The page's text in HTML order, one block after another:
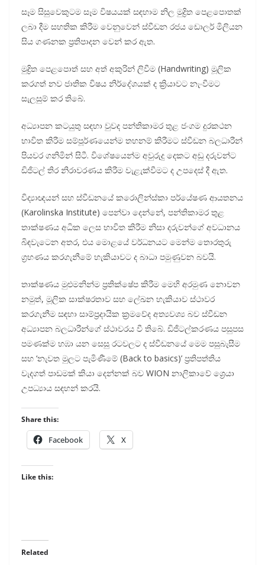
සෑම සිසුවෙකුටම සෑම විෂයයක් සඳහාම නිල මුද්‍රිත පෙළපොතක්
ලබා දීම සහතික කිරීම වෙනුවෙන් ස්වීඩන රජය ඩොලර් මිලියන
සිය ගණනක ප්‍රතිපාදන වෙන් කර ඇත.
මුද්‍රිත පෙළපොත් සහ අත් අකුරින් ලිවීම (Handwriting) මූලික
කරගත් නව ජාතික විෂය නිර්දේශයක් ද ක්‍රියාවට නැංවීමට
සැලසුම් කර තිබේ.
අධ්‍යාපන කටයුතු සඳහා වුවද පන්තිකාමර තුළ ජංගම දුරකථන
භාවිත කිරීම සම්පූර්ණයෙන්ම තහනම් කිරීමට ස්වීඩන බලධාරීන්
පියවර ගනිමින් සිටී. විශේෂයෙන්ම අවුරුදු දෙකට අඩු දරුවන්ට
ඩිජිටල් තිර නිරාවරණය කිරීම වැළැක්වීමට ද උපදෙස් දී ඇත.
විද්‍යාඥයන් සහ ස්වීඩනයේ කරොලින්ස්කා පර්යේෂණ ආයතනය
(Karolinska Institute) පෙන්වා දෙන්නේ, පන්තිකාමර තුළ
තාක්ෂණය අධික ලෙස භාවිත කිරීම නිසා දරුවන්ගේ අවධානය
බිඳවැටෙන අතර, එය මොළයේ වර්ධනයට මෙන්ම තොරතුරු
ග්‍රහණය කරගැනීමේ හැකියාවට ද බාධා පමුණුවන බවයි.
තාක්ෂණය මුළුමනින්ම ප්‍රතික්ෂේප කිරීම මෙහි අරමුණ නොවන
නමුත්, මූලික සාක්ෂරතාව සහ ලේඛන හැකියාව ස්ථාවර
කරගැනීම සඳහා සාම්ප්‍රදායික ක්‍රමවේද අත්‍යවශ්‍ය බව ස්වීඩන
අධ්‍යාපන බලධාරීන්ගේ ස්ථාවරය වී තිබේ. ඩිජිටල්කරණය පසුපස
පමණක්ම හඹා යන සෙසු රටවලට ද ස්වීඩනයේ මෙම පසුබැසීම
සහ ‘නැවත මුලට පැමිණීමේ (Back to basics)’ ප්‍රතිපත්තිය
වැදගත් පාඩමක් කියා දෙන්නක් බව WION නාලිකාවේ ශ්‍රෙයා
උපධ්‍යාය සඳහන් කරයි.
Share this:
Facebook X
Like this:
Related